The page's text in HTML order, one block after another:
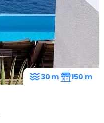
30 m 150 m